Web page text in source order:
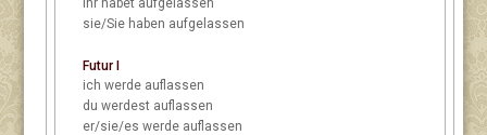
ihr habet aufgelassen
sie/Sie haben aufgelassen
Futur I
ich werde auflassen
du werdest auflassen
er/sie/es werde auflassen